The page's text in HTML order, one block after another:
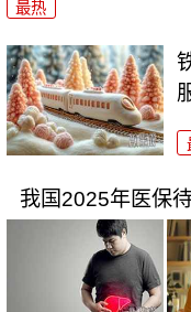
最热
我国2025年医保